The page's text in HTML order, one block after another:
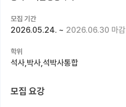
연구실&오픈랩
커리어
모집 기간
2026.05.24. ~ 2026.06.30 마감
학위
석사,박사,석박사통합
모집 요강